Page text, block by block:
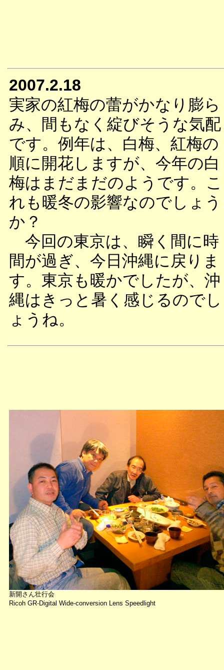
2007.2.18
実家の紅梅の蕾がかなり膨ら
み、間もなく綻びそうな気配
です。例年は、白梅、紅梅の
順に開花しますが、今年の白
梅はまだまだのようです。こ
れも暖冬の影響なのでしょう
か？
今回の東京は、瞬く間に時
間が過ぎ、今日沖縄に戻りま
す。東京も暖かでしたが、沖
縄はきっと暑く感じるのでし
ょうね。
新開さん壮行会
Ricoh GR-Digital Wide-conversion Lens Speedlight